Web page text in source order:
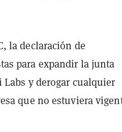
la declaración de
para expandir la junta
y derogar cualquier
que no estuviera